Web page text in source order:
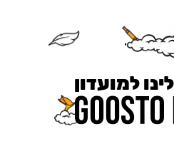
למועדון